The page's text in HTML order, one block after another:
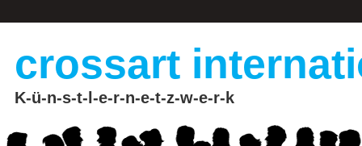
crossart
K-ü-n-s-t-l-e-r-n-e-t-z-w-e-r-k